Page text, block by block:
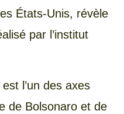
États-Unis, révèle
par l’institut
l’un des axes
de Bolsonaro et de